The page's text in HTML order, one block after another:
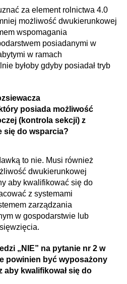
za element rolnictwa 4.0
możliwość dwukierunkowej
wspomagania
posiadanymi w
w ramach
byłoby gdyby posiadał tryb
posiada możliwość
(kontrola sekcji) z
się do wsparcia?
to nie. Musi również
dwukierunkowej
aby kwalifikować się do
z systemami
zarządzania
w gospodarstwie lub
„NIE” na pytanie nr 2 w
powinien być wyposażony
kwalifikował się do